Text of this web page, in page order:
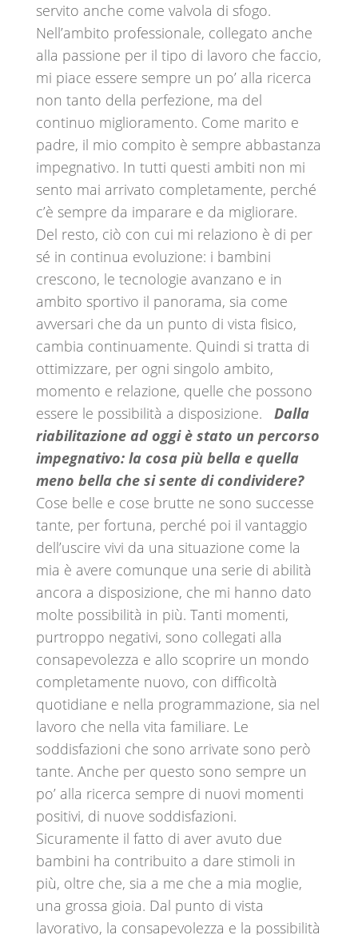
servito anche come valvola di sfogo.
Nell’ambito professionale, collegato anche
alla passione per il tipo di lavoro che faccio,
mi piace essere sempre un po’ alla ricerca
non tanto della perfezione, ma del
continuo miglioramento. Come marito e
padre, il mio compito è sempre abbastanza
impegnativo. In tutti questi ambiti non mi
sento mai arrivato completamente, perché
c’è sempre da imparare e da migliorare.
Del resto, ciò con cui mi relaziono è di per
sé in continua evoluzione: i bambini
crescono, le tecnologie avanzano e in
ambito sportivo il panorama, sia come
avversari che da un punto di vista fisico,
cambia continuamente. Quindi si tratta di
ottimizzare, per ogni singolo ambito,
momento e relazione, quelle che possono
essere le possibilità a disposizione. Dalla
riabilitazione ad oggi è stato un percorso
impegnativo: la cosa più bella e quella
meno bella che si sente di condividere?
Cose belle e cose brutte ne sono successe
tante, per fortuna, perché poi il vantaggio
dell’uscire vivi da una situazione come la
mia è avere comunque una serie di abilità
ancora a disposizione, che mi hanno dato
molte possibilità in più. Tanti momenti,
purtroppo negativi, sono collegati alla
consapevolezza e allo scoprire un mondo
completamente nuovo, con difficoltà
quotidiane e nella programmazione, sia nel
lavoro che nella vita familiare. Le
soddisfazioni che sono arrivate sono però
tante. Anche per questo sono sempre un
po’ alla ricerca sempre di nuovi momenti
positivi, di nuove soddisfazioni.
Sicuramente il fatto di aver avuto due
bambini ha contribuito a dare stimoli in
più, oltre che, sia a me che a mia moglie,
una grossa gioia. Dal punto di vista
lavorativo, la consapevolezza e la possibilità